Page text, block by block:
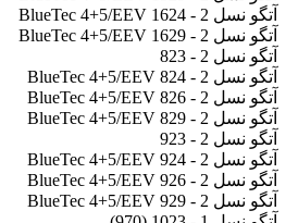
آتگو نسل 2 - 1624 BlueTec 4+5/EEV
آتگو نسل 2 - 1629 BlueTec 4+5/EEV
آتگو نسل 2 - 823
آتگو نسل 2 - 824 BlueTec 4+5/EEV
آتگو نسل 2 - 826 BlueTec 4+5/EEV
آتگو نسل 2 - 829 BlueTec 4+5/EEV
آتگو نسل 2 - 923
آتگو نسل 2 - 924 BlueTec 4+5/EEV
آتگو نسل 2 - 926 BlueTec 4+5/EEV
آتگو نسل 2 - 929 BlueTec 4+5/EEV